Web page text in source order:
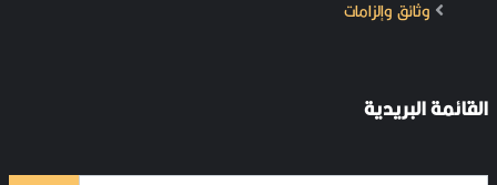
وثائق وإلزامات
القائمة البريدية